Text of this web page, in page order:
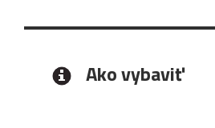
Ako vybaviť